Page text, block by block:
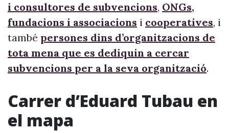
i consultores de subvencions, ONGs,
fundacions i associacions i cooperatives, i
també persones dins d’organitzacions de
tota mena que es dediquin a cercar
subvencions per a la seva organització.
Carrer d’Eduard Tubau en
el mapa